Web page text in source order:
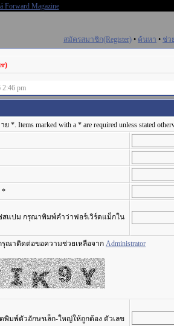
สมัครสมาชิก(Register) • ค้นหา • ช่ว
pm
Items marked with a * are required unless stated
*
สแปม กรุณาพิมพ์คำว่าฟอร์เวิร์ดแม็กใน
ณาติดต่อขอความช่วยเหลือจาก Administrator
มพ์ตัวอักษรเล็ก-ใหญ่ให้ถูกต้อง ตัวเลข